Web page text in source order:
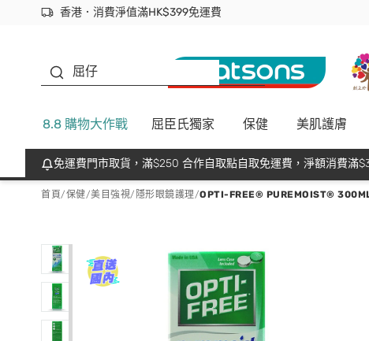
香港．消費淨值滿HK$399免運費
立即成為易賞錢會員盡享獨家優惠
首次APP下單買滿$450 輸入 NEWAPP 即減$50
屈仔
8.8 購物大作戰 屈臣氏獨家 保健 美肌護膚
免運費門市取貨，滿$250 合作自取點自取免運費，淨額消費滿
首頁/保健/美目強視/ 隱形眼鏡護理/OPTI-FREE® PUREMOIST®